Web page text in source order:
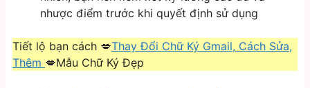
nhược điểm trước khi quyết định sử dụng
Tiết lộ bạn cách 💋Thay Đổi Chữ Ký Gmail, Cách Sửa,
Thêm 💋Mẫu Chữ Ký Đẹp